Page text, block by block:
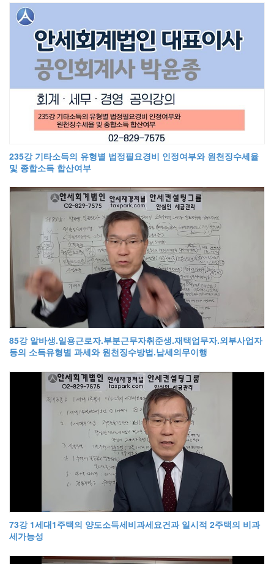
235강 기타소득의 유형별 법정필요경비 인정여부와 원천징수세율
및 종합소득 합산여부
85강 알바생.일용근로자.부분근무자취준생.재택업무자.외부사업자
등의 소득유형별 과세와 원천징수방법.납세의무이행
73강 1세대1주택의 양도소득세비과세요건과 일시적 2주택의 비과
세가능성